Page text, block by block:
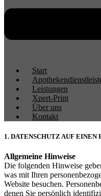
Start
Leistungen
Xpert-Print
Über uns
Kontakt
1. DATENSCHUTZ AUF EINEN
Allgemeine Hinweise
Die folgenden Hinweise
was mit Ihren
Website besuchen.
denen Sie persönlich